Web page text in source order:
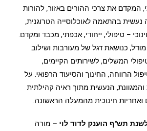
המקדם את צרכי ההורים באזור, להורות
נעשית בהתאמה לאוכלוסייה הטרוגנית,
– טיפולי, ייחודי, אכפתי, מכבד ומקדם.
מודל, כנושאת דגל של מעורבות ושילוב
המשלים, לשירותים הקיימים,
הרווחה, החינוך והסיעוד הרפואי. על
הנעשית מתוך ראיה קהילתית
חינוכית מהמעלה הראשונה.
תש"ף הוענק לדוד לוי – מורה